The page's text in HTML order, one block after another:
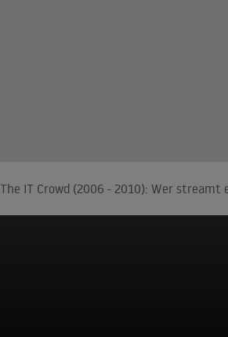
The IT Crowd (2006 - 2010): Wer streamt